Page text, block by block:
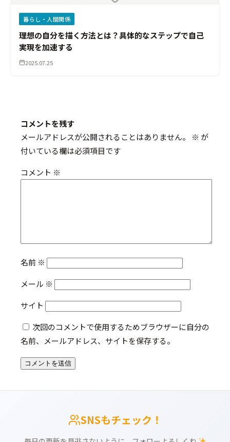
暮らし・人間関係
理想の自分を描く方法とは？具体的なステップで自己
実現を加速する
2025.07.25
コメントを残す
メールアドレスが公開されることはありません。
※ が
付いている欄は必須項目です
コメント ※
名前 ※
メール ※
サイト
次回のコメントで使用するためブラウザーに自分の
名前、メールアドレス、サイトを保存する。
SNSもチェック！